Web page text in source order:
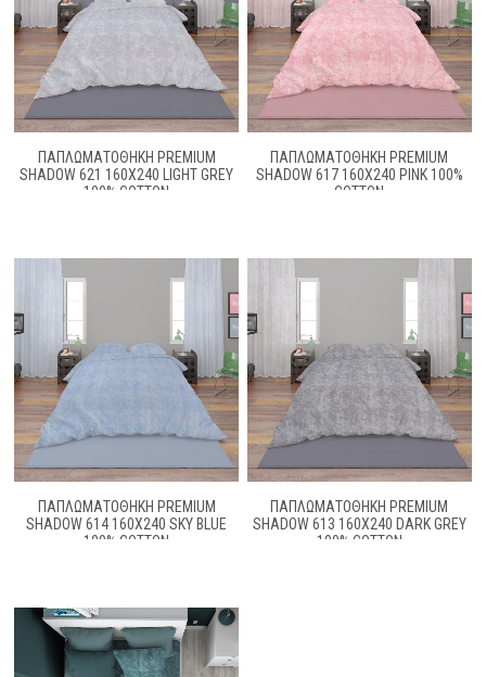
ΠΑΠΛΩΜΑΤΟΘΉΚΗ PREMIUM
SHADOW 621 160X240 LIGHT GREY
100% COTTON
ΠΑΠΛΩΜΑΤΟΘΉΚΗ PREMIUM
SHADOW 617 160X240 PINK 100%
COTTON
ΠΑΠΛΩΜΑΤΟΘΉΚΗ PREMIUM
SHADOW 614 160X240 SKY BLUE
100% COTTON
ΠΑΠΛΩΜΑΤΟΘΉΚΗ PREMIUM
SHADOW 613 160X240 DARK GREY
100% COTTON